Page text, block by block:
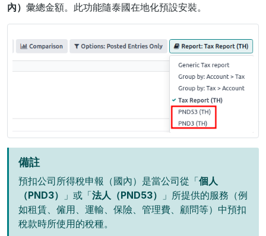
內） 彙總金額。此功能隨泰國在地化預設安裝。
備註
預扣公司所得稅申報（國內）是當公司從「個人
（PND3）
」或「法人（PND53）
」所提供的服務（例
如租賃、僱用、運輸、保險、管理費、顧問等）中預扣
稅款時所使用的稅種。